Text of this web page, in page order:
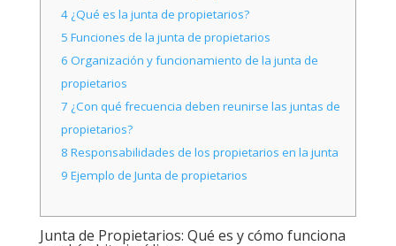
4 ¿Qué es la junta de propietarios?
5 Funciones de la junta de propietarios
6 Organización y funcionamiento de la junta de
propietarios
7 ¿Con qué frecuencia deben reunirse las juntas de
propietarios?
8 Responsabilidades de los propietarios en la junta
9 Ejemplo de Junta de propietarios
Junta de Propietarios: Qué es y cómo funciona